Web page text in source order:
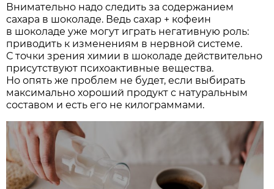
Внимательно надо следить за содержанием
сахара в шоколаде. Ведь сахар + кофеин
в шоколаде уже могут играть негативную роль:
приводить к изменениям в нервной системе.
С точки зрения химии в шоколаде действительно
присутствуют психоактивные вещества.
Но опять же проблем не будет, если выбирать
максимально хороший продукт с натуральным
составом и есть его не килограммами.